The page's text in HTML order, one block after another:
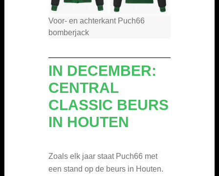
Voor- en achterkant Puch66
bomberjack
IN DECEMBER:
CENTRAL
CLASSIC BEURS
IN HOUTEN
Zoals elk jaar staat Puch66 met
een stand op de beurs in Houten.